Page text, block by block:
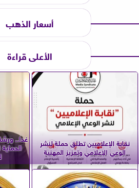
أسعار الذهب
الأعلى قراءة
نقابة الإعلاميين تطلق حملة لنشر
الوعي الإعلامي وتعزيز المهنية
غدا..